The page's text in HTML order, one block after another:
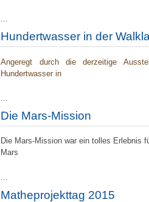
...
Hundertwasser in der
Angeregt durch die derzeitige
Hundertwasser in
...
Die Mars-Mission
Die Mars-Mission war ein tolles Erlebnis
Mars
Matheprojekttag 2015